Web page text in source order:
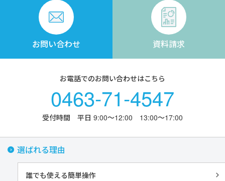
お問い合わせ 資料請求
お電話でのお問い合わせはこちら
0463-71-4547
受付時間 平日 9:00〜12:00 13:00〜17:00
選ばれる理由
誰でも使える簡単操作